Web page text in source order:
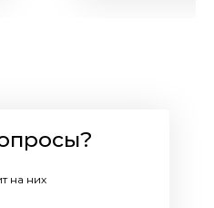
на них